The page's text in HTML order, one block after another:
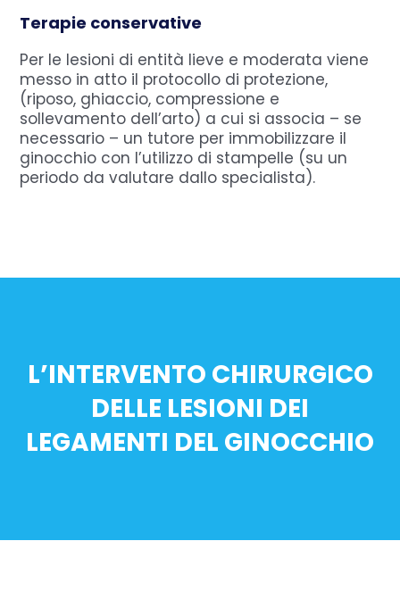
Terapie conservative
Per le lesioni di entità lieve e moderata viene
messo in atto il protocollo di protezione,
(riposo, ghiaccio, compressione e
sollevamento dell’arto) a cui si associa – se
necessario – un tutore per immobilizzare il
ginocchio con l’utilizzo di stampelle (su un
periodo da valutare dallo specialista).
L’INTERVENTO CHIRURGICO
DELLE LESIONI DEI
LEGAMENTI DEL GINOCCHIO